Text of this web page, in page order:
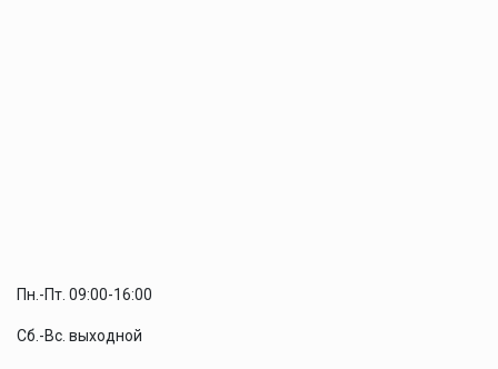
Пн.-Пт. 09:00-16:00
Сб.-Вс. выходной